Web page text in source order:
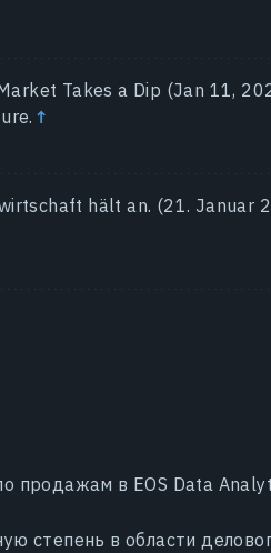
Takes a Dip (Jan 11,
↑
hält an. (21. Januar
продажам в EOS Data
степень в области